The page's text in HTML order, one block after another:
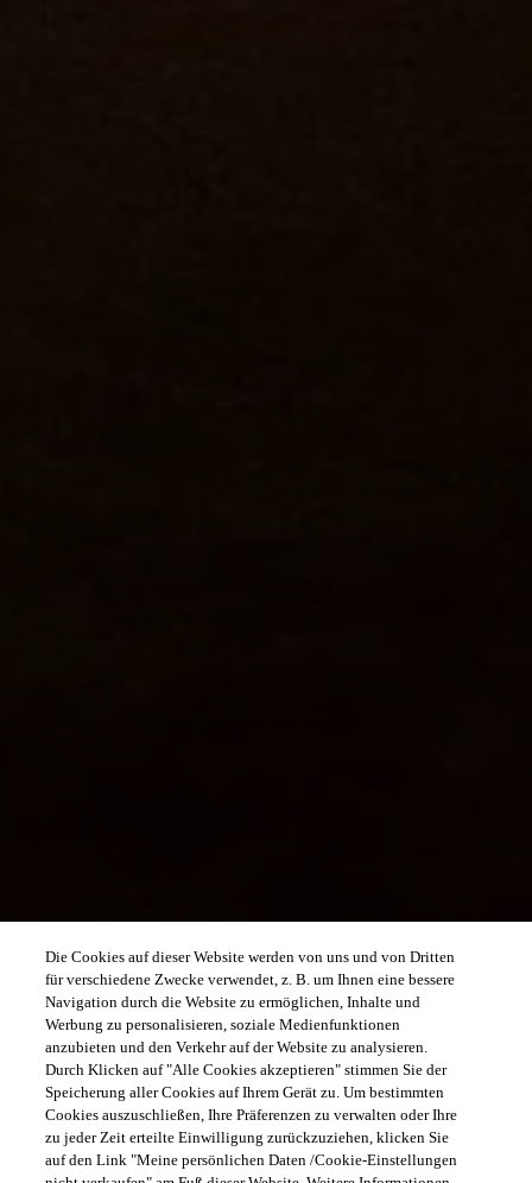
Die Cookies auf dieser Website werden von uns und von Dritten
für verschiedene Zwecke verwendet, z. B. um Ihnen eine bessere
Navigation durch die Website zu ermöglichen, Inhalte und
Werbung zu personalisieren, soziale Medienfunktionen
anzubieten und den Verkehr auf der Website zu analysieren.
Durch Klicken auf "Alle Cookies akzeptieren" stimmen Sie der
Speicherung aller Cookies auf Ihrem Gerät zu. Um bestimmten
Cookies auszuschließen, Ihre Präferenzen zu verwalten oder Ihre
zu jeder Zeit erteilte Einwilligung zurückzuziehen, klicken Sie
auf den Link "Meine persönlichen Daten /Cookie-Einstellungen